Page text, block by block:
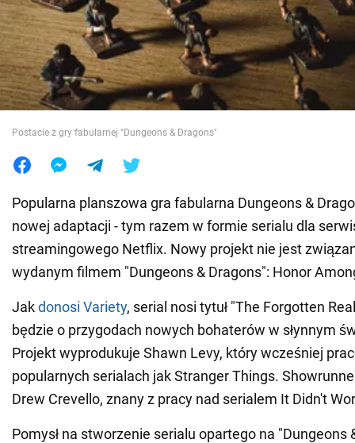
Wojna na Ukrainie
Świat
Jedzenie
Postacie z gry fabularnej "Dungeons & Dragons"
Popularna planszowa gra fabularna Dungeons &
nowej adaptacji - tym razem w formie serialu dla
streamingowego Netflix. Nowy projekt nie jest
wydanym filmem "Dungeons & Dragons": Honor
Jakdonosi Variety, serial nosi tytuł "The Forgotten
będzie o przygodach nowych bohaterów w słynnym
Projekt wyprodukuje Shawn Levy, który wcześniej
popularnych serialach jak Stranger Things.
Drew Crevello, znany z pracy nad serialem It Didn't
Pomysł na stworzenie serialu opartego na "Dungeons